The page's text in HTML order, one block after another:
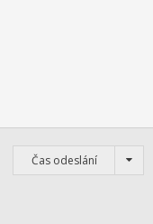
Čas odeslání